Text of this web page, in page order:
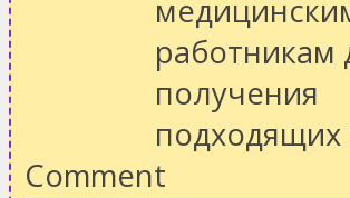
работникам
получения
подходящих
Comment